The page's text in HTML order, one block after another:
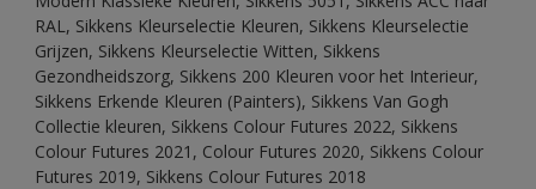
RAL, Sikkens Kleurselectie Kleuren, Sikkens Kleurselectie
Grijzen, Sikkens Kleurselectie Witten, Sikkens
Gezondheidszorg, Sikkens 200 Kleuren voor het Interieur,
Sikkens Erkende Kleuren (Painters), Sikkens Van Gogh
Collectie kleuren, Sikkens Colour Futures 2022, Sikkens
Colour Futures 2021, Colour Futures 2020, Sikkens Colour
Futures 2019, Sikkens Colour Futures 2018